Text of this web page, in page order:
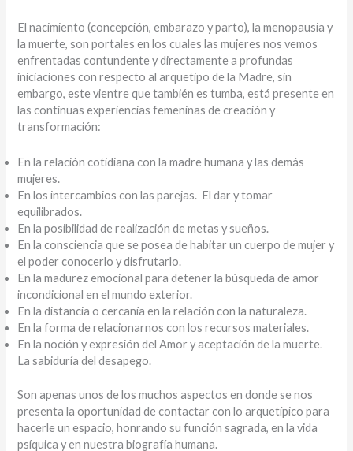
El nacimiento (concepción, embarazo y parto), la menopausia y
la muerte, son portales en los cuales las mujeres nos vemos
enfrentadas contundente y directamente a profundas
iniciaciones con respecto al arquetipo de la Madre, sin
embargo, este vientre que también es tumba, está presente en
las continuas experiencias femeninas de creación y
transformación:
En la relación cotidiana con la madre humana y las demás
mujeres.
En los intercambios con las parejas. El dar y tomar
equilibrados.
En la posibilidad de realización de metas y sueños.
En la consciencia que se posea de habitar un cuerpo de mujer y
el poder conocerlo y disfrutarlo.
En la madurez emocional para detener la búsqueda de amor
incondicional en el mundo exterior.
En la distancia o cercanía en la relación con la naturaleza.
En la forma de relacionarnos con los recursos materiales.
En la noción y expresión del Amor y aceptación de la muerte.
La sabiduría del desapego.
Son apenas unos de los muchos aspectos en donde se nos
presenta la oportunidad de contactar con lo arquetípico para
hacerle un espacio, honrando su función sagrada, en la vida
psíquica y en nuestra biografía humana.